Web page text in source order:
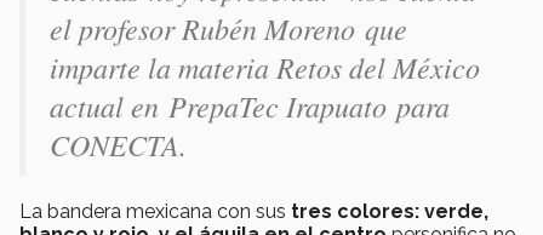
el profesor Rubén Moreno que
imparte la materia Retos del México
actual en PrepaTec Irapuato para
CONECTA.
La bandera mexicana con sus tres colores: verde,